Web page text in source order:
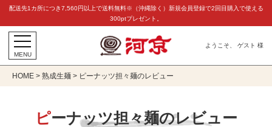
配送先1カ所につき7,560円以上で送料無料※（沖縄除く）新規会員登録で2回目購入で使える
300ptプレゼント。
MENU
ようこそ、 ゲスト 様
HOME 熟成生麺 ピーナッツ担々麺のレビュー
ピーナッツ担々麺のレビュー